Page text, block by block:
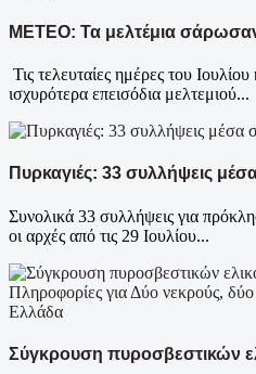
ΜΕΤΕΟ: Τα μελτέμια
Τις τελευταίες ημέρες του
ισχυρότερα επεισόδια μελτεμιού...
Πυρκαγιές: 33 συλλήψεις
Συνολικά 33 συλλήψεις για
οι αρχές από τις 29 Ιουλίου...
Ελλάδα
Σύγκρουση πυροσβεστικών